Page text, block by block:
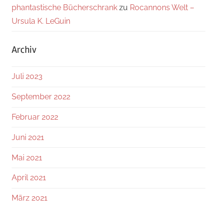
phantastische Bücherschrank zu Rocannons Welt –
Ursula K. LeGuin
Archiv
Juli 2023
September 2022
Februar 2022
Juni 2021
Mai 2021
April 2021
März 2021